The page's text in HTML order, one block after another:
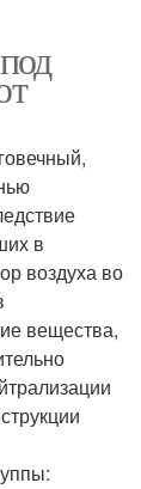
в
воздуха во
вещества,